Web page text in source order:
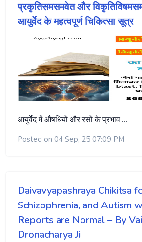
प्रकृतिसमसमवेत और
आयुर्वेद के महत्वपूर्ण चिकित्सा सूत्र
आयुर्वेद में औषधियों और रसों के प्रभाव …
Posted on 04 Sep, 25 07:09 PM
Daivavyapashraya Chikitsa
Schizophrenia, and Autism
Reports are Normal – By
Dronacharya Ji